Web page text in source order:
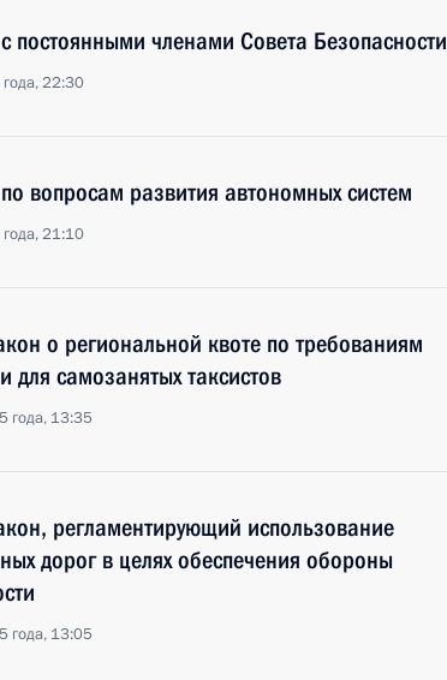
постоянными членами Совета Безопасности
22:30
вопросам развития автономных систем
21:10
о региональной квоте по требованиям
для самозанятых таксистов
года, 13:35
регламентирующий использование
дорог в целях обеспечения обороны
года, 13:05